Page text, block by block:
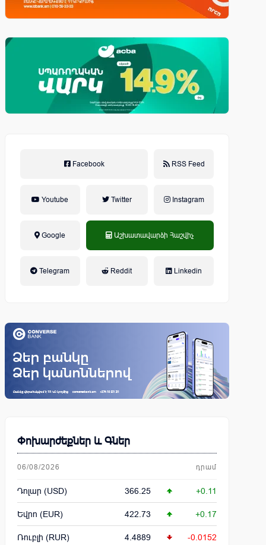
Facebook RSS Feed
Youtube Twitter Instagram
Google Աշխատավարձի Հաշվիչ
Telegram Reddit Linkedin
Փոխարժեքներ և Գներ
06/08/2026 դրամ
Դոլար (USD) 366.25 +0.11
Եվրո (EUR) 422.73 +0.17
Ռուբլի (RUR) 4.4889 -0.0152